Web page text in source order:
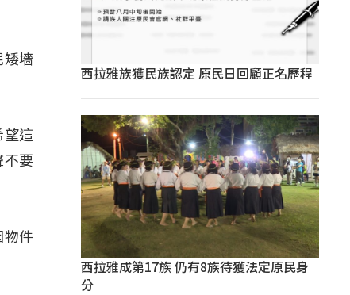
矮墻
望這
不要
物件
西拉雅族獲民族認定 原民日回顧正名歷程
西拉雅成第17族 仍有8族待獲法定原民身
分